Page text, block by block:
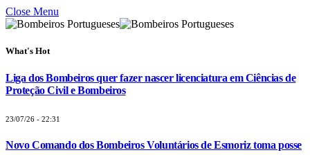
Close Menu
What's Hot
Liga dos Bombeiros quer fazer nascer licenciatura em Ciências de
Proteção Civil e Bombeiros
23/07/26 - 22:31
Novo Comando dos Bombeiros Voluntários de Esmoriz toma posse